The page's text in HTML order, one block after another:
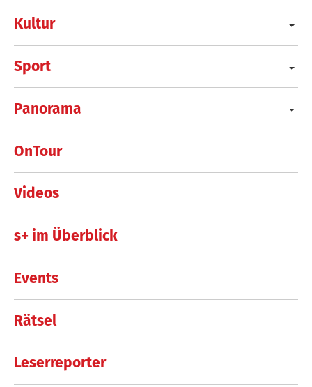
Kultur
Sport
Panorama
OnTour
Videos
s+ im Überblick
Events
Rätsel
Leserreporter